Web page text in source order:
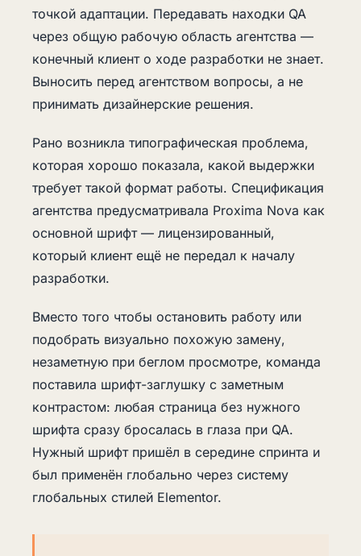
точкой адаптации. Передавать находки QA
через общую рабочую область агентства —
конечный клиент о ходе разработки не знает.
Выносить перед агентством вопросы, а не
принимать дизайнерские решения.
Рано возникла типографическая проблема,
которая хорошо показала, какой выдержки
требует такой формат работы. Спецификация
агентства предусматривала Proxima Nova как
основной шрифт — лицензированный,
который клиент ещё не передал к началу
разработки.
Вместо того чтобы остановить работу или
подобрать визуально похожую замену,
незаметную при беглом просмотре, команда
поставила шрифт-заглушку с заметным
контрастом: любая страница без нужного
шрифта сразу бросалась в глаза при QA.
Нужный шрифт пришёл в середине спринта и
был применён глобально через систему
глобальных стилей Elementor.